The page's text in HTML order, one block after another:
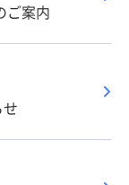
ご案内
せ